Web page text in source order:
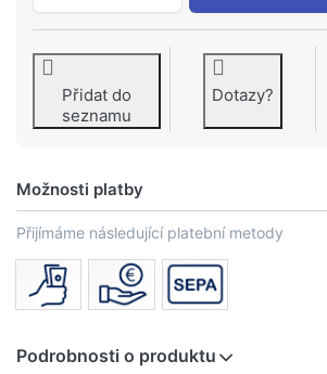
Přidat do
seznamu
Dotazy?
Možnosti platby
Přijímáme následující platební metody
Podrobnosti o produktu